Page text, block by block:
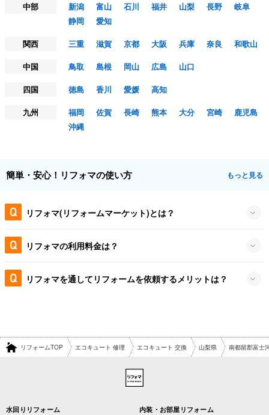
中部
新潟 富山 石川 福井 山梨 長野
岐阜
静岡
愛知
関西
三重 滋賀 京都 大阪 兵庫 奈良
和歌山
中国
鳥取 島根 岡山 広島
山口
四国
徳島 香川 愛媛
高知
九州
福岡 佐賀 長崎 熊本 大分 宮崎
鹿児島
沖縄
簡単・安心！リフォマの使い方 もっと見る
リフォマ(リフォームマーケット)とは？
リフォマの利用料金は？
リフォマを通してリフォームを依頼するメリットは？
リフォームTOP エコキュート 修理 エコキュート 交換 山梨県 南都留郡富士
水回りリフォーム 内装・お部屋リフォーム